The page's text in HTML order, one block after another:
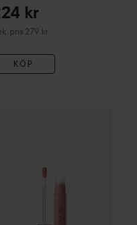
kr
pris 279 kr pris 279 kr
KÖP